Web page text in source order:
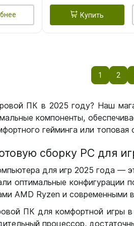
Купить
1 2
ПК в 2025 году? Наш
компоненты,
гейминга или
сборку РС для
для игр 2025 года —
оптимальные конфигурации
AMD Ryzen и современными
ПК для комфортной игры
процессор,